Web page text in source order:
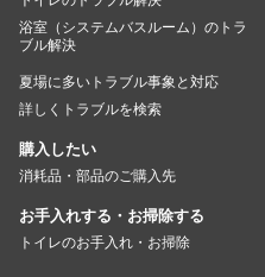
浴室（システムバスルーム）のトラ
ブル解決
夏場に多いトラブル事象と対応
詳しくトラブルを検索
購入したい
消耗品・部品のご購入先
お手入れする・お掃除する
トイレのお手入れ・お掃除